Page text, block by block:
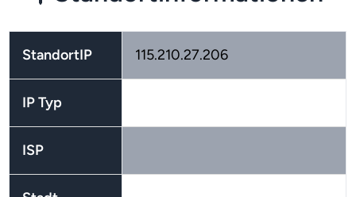
StandortIP 115.210.27.206
IP Typ
ISP